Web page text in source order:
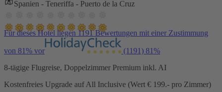
Spanien - Teneriffa - Puerto de la Cruz
Für dieses Hotel liegen 1191 Bewertungen mit einer Zustimmung
von 81% vor (1191) 81%
8-tägige Flugreise, Doppelzimmer Premium inkl. AI
Kostenfreies Upgrade auf All Inclusive (Wert € 199.- pro Zimmer)